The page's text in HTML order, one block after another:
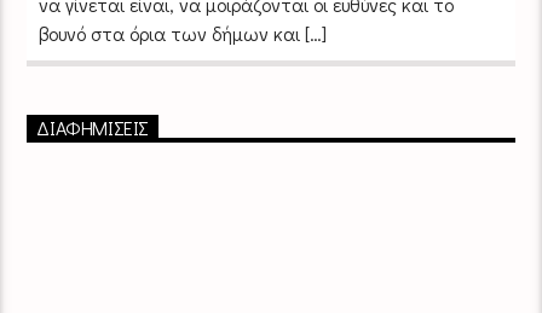
βουνό στα όρια των δήμων και […]
ΔΙΑΦΗΜΙΣΕΙΣ